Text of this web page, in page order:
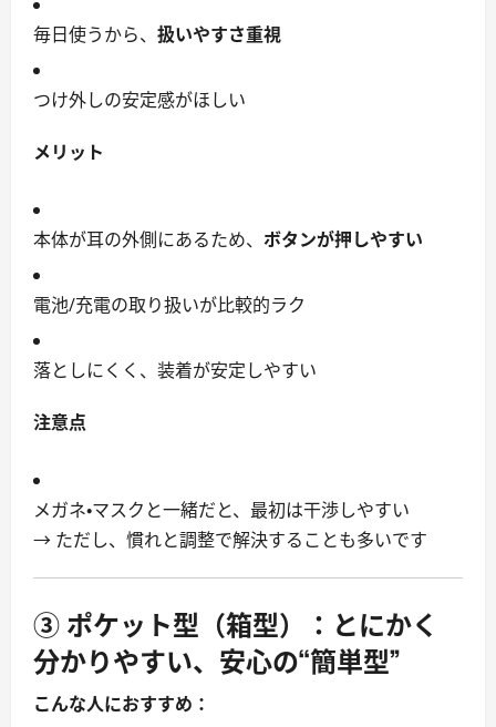
毎日使うから、 扱いやすさ重視
つけ外しの安定感がほしい
メリット
本体が耳の外側にあるため、 ボタンが押しやすい
電池/充電の取り扱いが比較的ラク
落としにくく、装着が安定しやすい
注意点
メガネ・マスクと一緒だと、最初は干渉しやすい
→ ただし、慣れと調整で解決することも多いです
③ポケット型（箱型）
：とにかく
分かりやすい、安心の“簡単型”
こんな人におすすめ：